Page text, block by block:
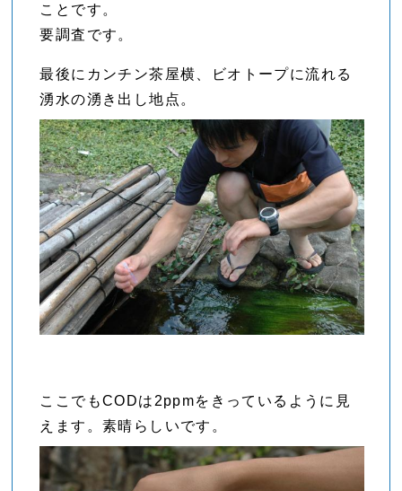
ことです。
要調査です。
最後にカンチン茶屋横、ビオトープに流れる
湧水の湧き出し地点。
ここでもCODは2ppmをきっているように見
えます。素晴らしいです。